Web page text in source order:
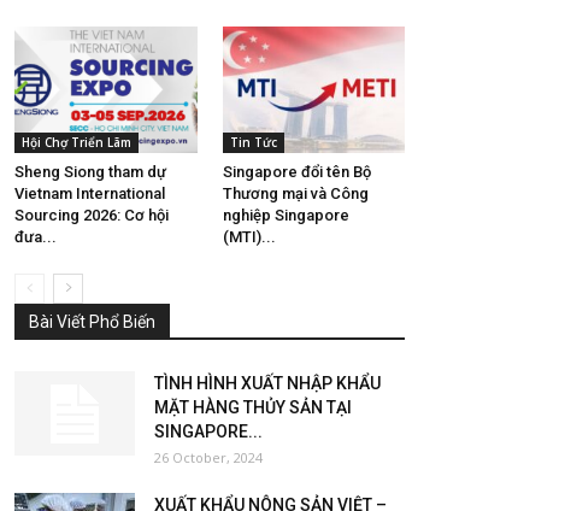
Hội Chợ Triển Lãm
Sheng Siong tham dự
Vietnam International
Sourcing 2026: Cơ hội
đưa...
Tin Tức
Singapore đổi tên Bộ
Thương mại và Công
nghiệp Singapore
(MTI)...
Bài Viết Phổ Biến
TÌNH HÌNH XUẤT NHẬP KHẨU
MẶT HÀNG THỦY SẢN TẠI
SINGAPORE...
26 October, 2024
XUẤT KHẨU NÔNG SẢN VIỆT –